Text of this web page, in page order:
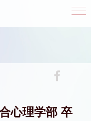
心理学部 卒